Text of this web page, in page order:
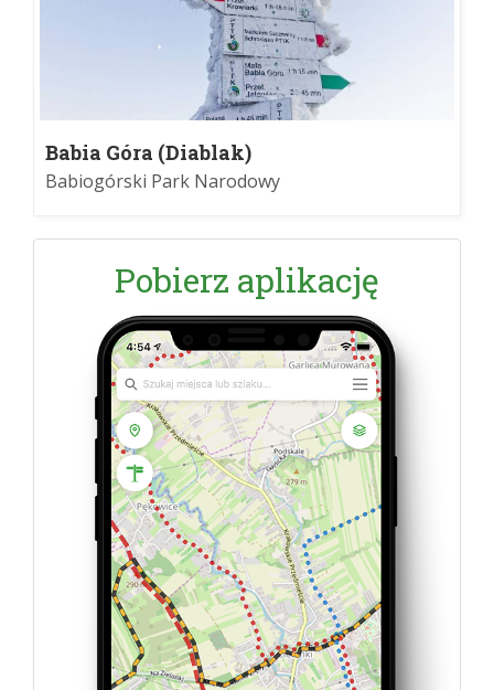
Babia Góra (Diablak)
Babiogórski Park Narodowy
Pobierz aplikację